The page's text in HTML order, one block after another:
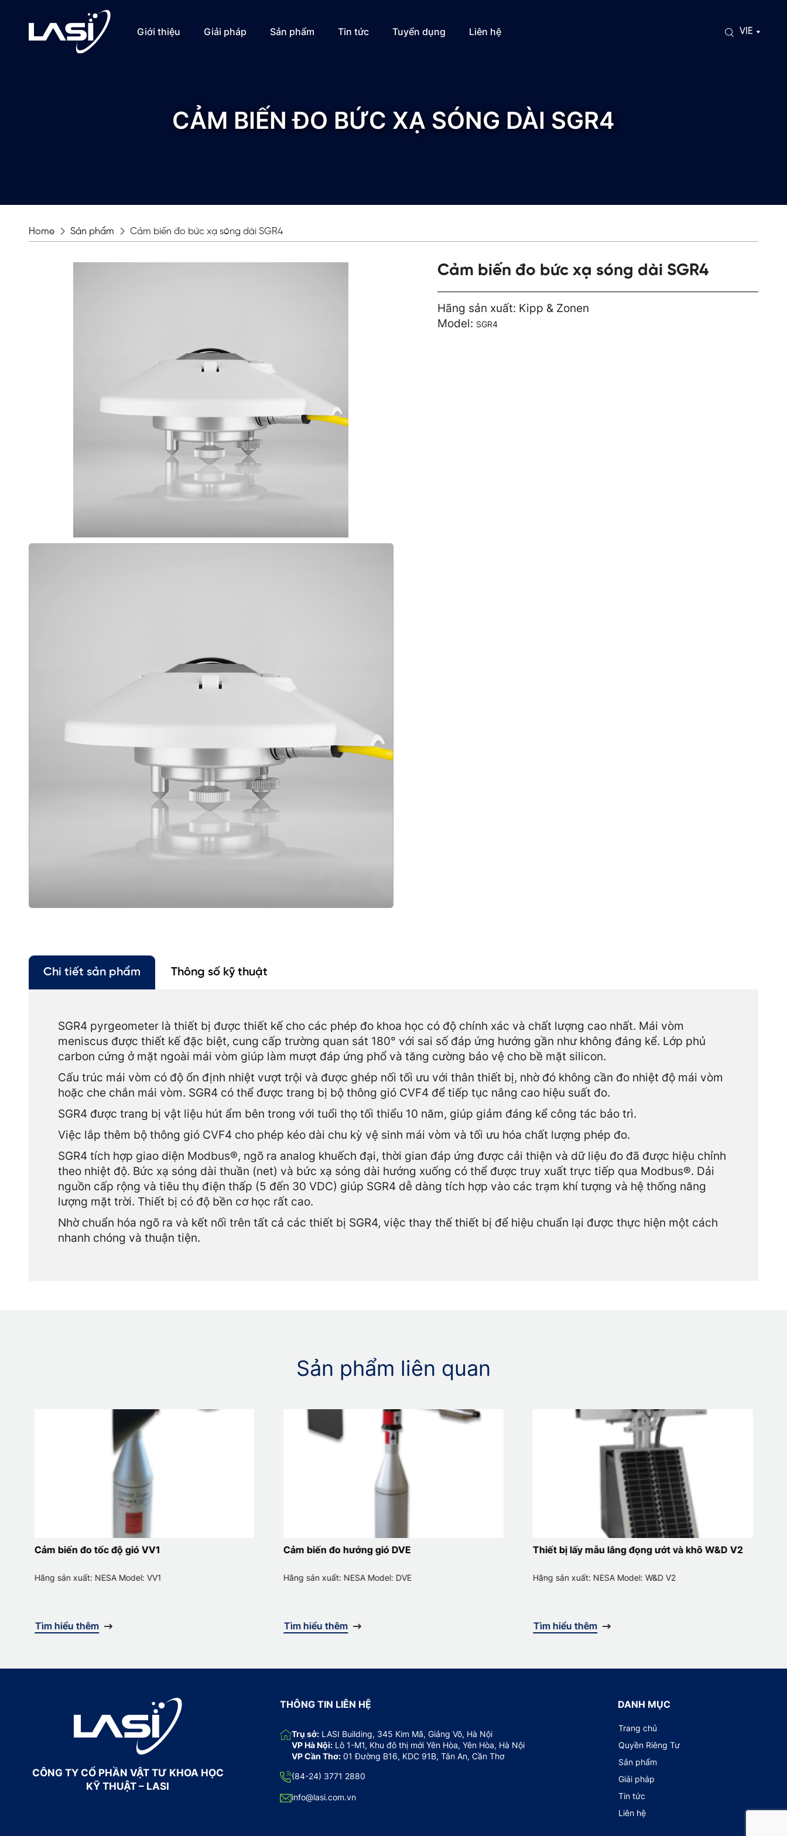
Giới thiệu Giải pháp Sản phẩm Tin tức Tuyển dụng Liên hệ VIE
CẢM BIẾN ĐO BỨC XẠ SÓNG DÀI SGR4
Home Sản phẩm Cảm biến đo bức xạ sóng dài SGR4
Cảm biến đo bức xạ sóng dài SGR4
Hãng sản xuất: Kipp & Zonen
Model: SGR4
Chi tiết sản phẩm Thông số kỹ thuật
SGR4 pyrgeometer là thiết bị được thiết kế cho các phép đo khoa học có độ chính xác và chất lượng cao nhất. Mái vòm
meniscus được thiết kế đặc biệt, cung cấp trường quan sát 180° với sai số đáp ứng hướng gần như không đáng kể. Lớp phủ
carbon cứng ở mặt ngoài mái vòm giúp làm mượt đáp ứng phổ và tăng cường bảo vệ cho bề mặt silicon.
Cấu trúc mái vòm có độ ổn định nhiệt vượt trội và được ghép nối tối ưu với thân thiết bị, nhờ đó không cần đo nhiệt độ mái vòm
hoặc che chắn mái vòm. SGR4 có thể được trang bị bộ thông gió CVF4 để tiếp tục nâng cao hiệu suất đo.
SGR4 được trang bị vật liệu hút ẩm bên trong với tuổi thọ tối thiểu 10 năm, giúp giảm đáng kể công tác bảo trì.
Việc lắp thêm bộ thông gió CVF4 cho phép kéo dài chu kỳ vệ sinh mái vòm và tối ưu hóa chất lượng phép đo.
SGR4 tích hợp giao diện Modbus®, ngõ ra analog khuếch đại, thời gian đáp ứng được cải thiện và dữ liệu đo đã được hiệu chỉnh
theo nhiệt độ. Bức xạ sóng dài thuần (net) và bức xạ sóng dài hướng xuống có thể được truy xuất trực tiếp qua Modbus®. Dải
nguồn cấp rộng và tiêu thụ điện thấp (5 đến 30 VDC) giúp SGR4 dễ dàng tích hợp vào các trạm khí tượng và hệ thống năng
lượng mặt trời. Thiết bị có độ bền cơ học rất cao.
Nhờ chuẩn hóa ngõ ra và kết nối trên tất cả các thiết bị SGR4, việc thay thế thiết bị để hiệu chuẩn lại được thực hiện một cách
nhanh chóng và thuận tiện.
Sản phẩm liên quan
Cảm biến đo tốc độ gió VV1
Hãng sản xuất: NESA Model: VV1
Tìm hiểu thêm
Cảm biến đo hướng gió DVE
Hãng sản xuất: NESA Model: DVE
Tìm hiểu thêm
Thiết bị lấy mẫu lắng đọng ướt và khô W&D V2
Hãng sản xuất: NESA Model: W&D V2
Tìm hiểu thêm
CÔNG TY CỔ PHẦN VẬT TƯ KHOA HỌC
KỸ THUẬT – LASI
THÔNG TIN LIÊN HỆ
Trụ sở:LASI Building, 345 Kim Mã, Giảng Võ, Hà Nội
VP Hà Nội:Lô 1-M1, Khu đô thị mới Yên Hòa, Yên Hòa, Hà Nội
VP Cần Thơ:01 Đường B16, KDC 91B, Tân An, Cần Thơ
(84-24) 3771 2880
info@lasi.com.vn
DANH MỤC
Trang chủ
Quyền Riêng Tư
Sản phẩm
Giải pháp
Tin tức
Liên hệ